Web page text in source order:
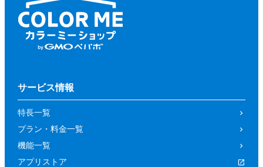
サービス情報
特長一覧
プラン・料金一覧
機能一覧
アプリストア